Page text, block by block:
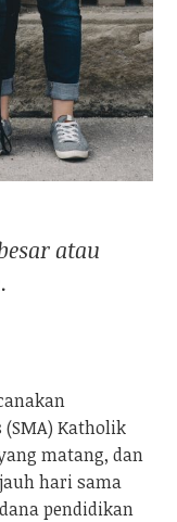
atau
Katholik
matang, dan
hari sama
pendidikan